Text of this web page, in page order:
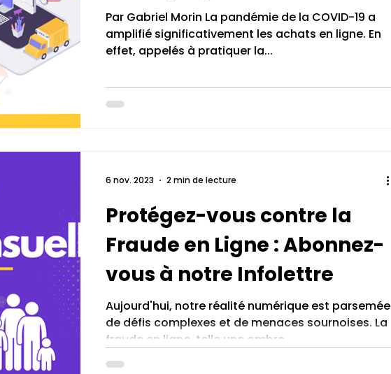
Par Gabriel Morin La pandémie de la COVID-19 a
amplifié significativement les achats en ligne. En
effet, appelés à pratiquer la...
Protégez-vous contre la
Fraude en Ligne : Abonnez-
vous à notre Infolettre
Aujourd'hui, notre réalité numérique est parsemée
de défis complexes et de menaces sournoises. La
fraude en ligne, telle une ombre...
6 nov. 2023 2 min de lecture